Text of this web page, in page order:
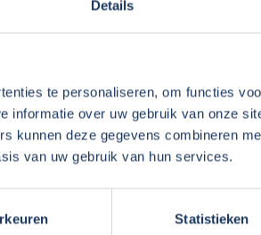
Details
te personaliseren, om functies
informatie over uw gebruik van onze
kunnen deze gegevens combineren
van uw gebruik van hun services.
Statistieken
voor je klaar en zeer correct in
werkplaats is maakt niet uit een echte